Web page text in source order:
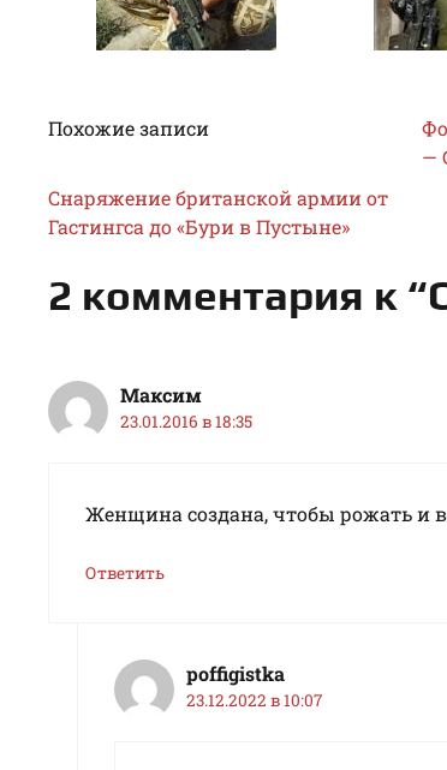
Похожие записи
—
Снаряжение британской армии от
Гастингса до «Бури в Пустыне»
2 комментария к
Максим
23.01.2016 в 18:35
Женщина создана, чтобы рожать и
Ответить
poffigistka
23.12.2022 в 10:07